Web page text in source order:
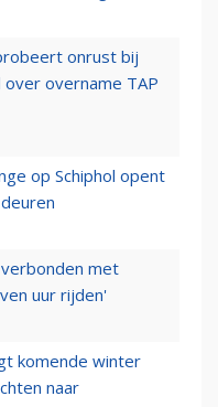
onrust bij
overname TAP
op Schiphol opent
met
uur rijden'
komende winter
naar